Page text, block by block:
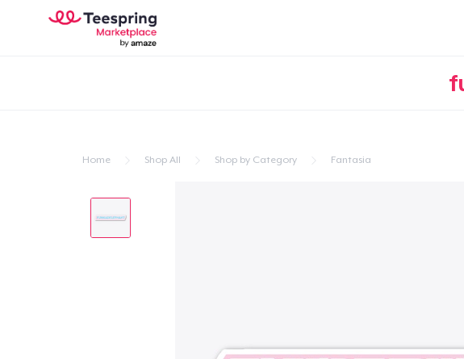
Home Shop All Shop by Category Fantasia